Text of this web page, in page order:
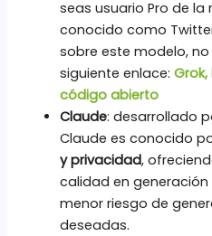
seas usuario Pro de la
conocido como
sobre este modelo,
siguiente enlace:Grok,
código abierto
Claude: desarrollado
Claude es conocido
y privacidad,
calidad en
menor riesgo de
deseadas.